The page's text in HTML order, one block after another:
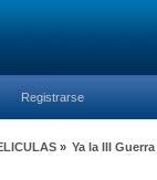
Registrarse
» Ya la III